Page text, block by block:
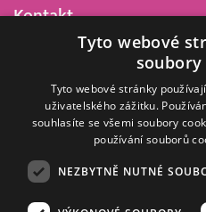
Kontakt
Barrandov Televizní Studio,
Kříženeckého nám. 322
152 00 Praha 5
IČ 416 93 311
Tyto webové
soubory
Tyto webové stránky
uživatelského zážitku.
souhlasíte se všemi soubory
používání souborů
NEZBYTNĚ NUTNÉ